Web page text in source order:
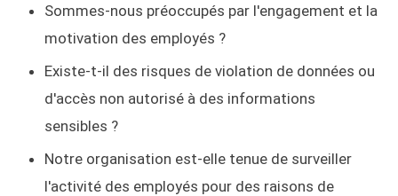
Sommes-nous préoccupés par l'engagement et la
motivation des employés ?
Existe-t-il des risques de violation de données ou
d'accès non autorisé à des informations
sensibles ?
Notre organisation est-elle tenue de surveiller
l'activité des employés pour des raisons de